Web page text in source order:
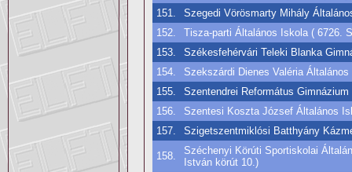
151.
Szegedi Vörösmarty Mihály
152.
Tisza-parti Általános Iskola ( 6726.
153.
Székesfehérvári Teleki Blanka
154.
Szekszárdi Dienes Valéria
155.
Szentendrei Református
156.
Szentesi Koszta József Általános
157.
Szigetszentmiklósi Batthyány
158.
Széchenyi Körúti Sportiskolai
István körút 10.)